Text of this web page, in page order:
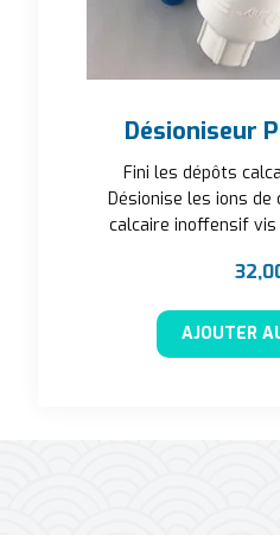
Désioniseur
Fini les dépôts
Désionise les ions de
calcaire inoffensif
AJOUTER